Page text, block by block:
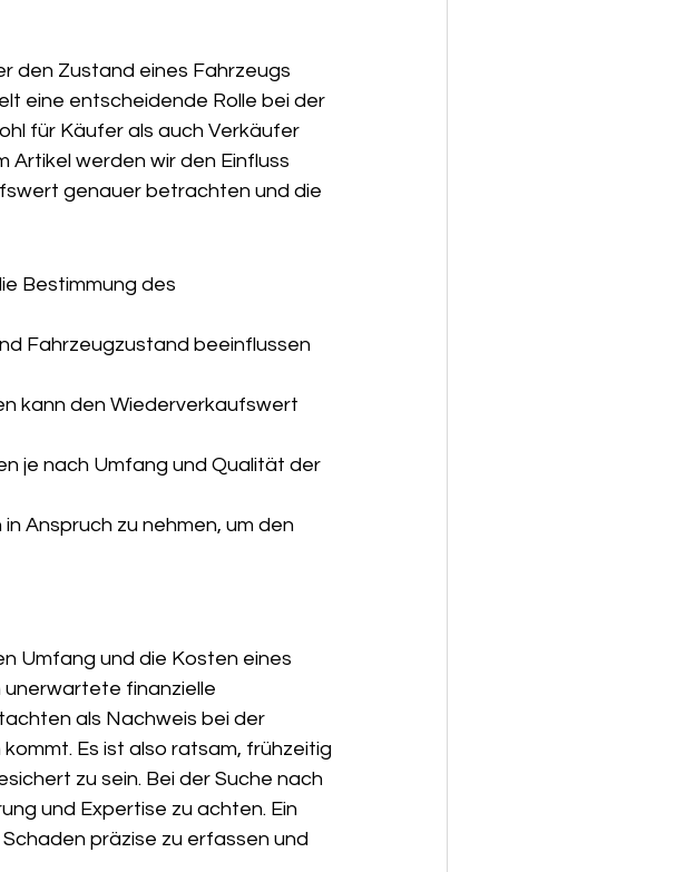
den Zustand eines Fahrzeugs
eine entscheidende Rolle bei der
für Käufer als auch Verkäufer
Artikel werden wir den Einfluss
genauer betrachten und die
Bestimmung des
Fahrzeugzustand beeinflussen
kann den Wiederverkaufswert
je nach Umfang und Qualität der
Anspruch zu nehmen, um den
Umfang und die Kosten eines
unerwartete finanzielle
als Nachweis bei der
Es ist also ratsam, frühzeitig
zu sein. Bei der Suche nach
und Expertise zu achten. Ein
Schaden präzise zu erfassen und